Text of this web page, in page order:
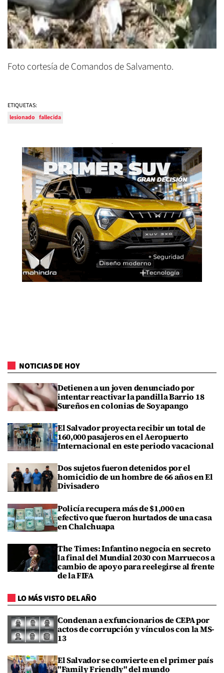
Foto cortesía de Comandos de Salvamento.
ETIQUETAS:
lesionado fallecida
NOTICIAS DE HOY
Detienen a un joven denunciado por
intentar reactivar la pandilla Barrio 18
Sureños en colonias de Soyapango
El Salvador proyecta recibir un total de
160,000 pasajeros en el Aeropuerto
Internacional en este periodo vacacional
Dos sujetos fueron detenidos por el
homicidio de un hombre de 66 años en El
Divisadero
Policía recupera más de $1,000 en
efectivo que fueron hurtados de una casa
en Chalchuapa
The Times: Infantino negocia en secreto
la final del Mundial 2030 con Marruecos a
cambio de apoyo para reelegirse al frente
de la FIFA
LO MÁS VISTO DEL AÑO
Condenan a exfuncionarios de CEPA por
actos de corrupción y vínculos con la MS-
13
El Salvador se convierte en el primer país
"Family Friendly" del mundo